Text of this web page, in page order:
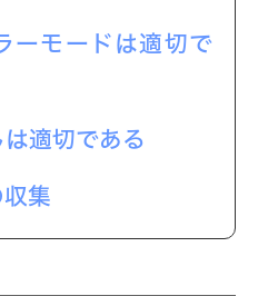
ーモードは適切で
適切である
収集